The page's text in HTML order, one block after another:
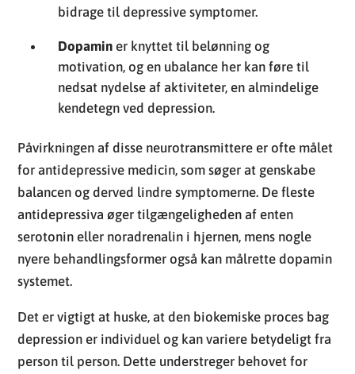
bidrage til depressive symptomer.
Dopamin er knyttet til belønning og
motivation, og en ubalance her kan føre til
nedsat nydelse af aktiviteter, en almindelige
kendetegn ved depression.
Påvirkningen af disse neurotransmittere er ofte målet
for antidepressive medicin, som søger at genskabe
balancen og derved lindre symptomerne. De fleste
antidepressiva øger tilgængeligheden af enten
serotonin eller noradrenalin i hjernen, mens nogle
nyere behandlingsformer også kan målrette dopamin
systemet.
Det er vigtigt at huske, at den biokemiske proces bag
depression er individuel og kan variere betydeligt fra
person til person. Dette understreger behovet for